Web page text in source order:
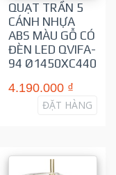
QUẠT TRẦN 5
CÁNH NHỰA
ABS MÀU GỖ CÓ
ĐÈN LED QVIFA-
94 Ø1450XC440
4.190.000 ₫
ĐẶT HÀNG